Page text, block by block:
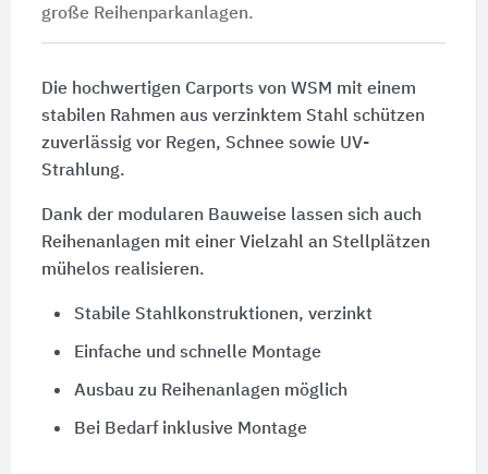
große Reihenparkanlagen.
Die hochwertigen Carports von WSM mit einem
stabilen Rahmen aus verzinktem Stahl schützen
zuverlässig vor Regen, Schnee sowie UV-
Strahlung.
Dank der modularen Bauweise lassen sich auch
Reihenanlagen mit einer Vielzahl an Stellplätzen
mühelos realisieren.
Stabile Stahlkonstruktionen, verzinkt
Einfache und schnelle Montage
Ausbau zu Reihenanlagen möglich
Bei Bedarf inklusive Montage